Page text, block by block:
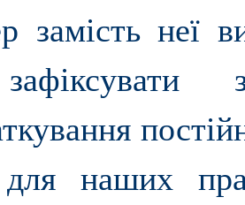
замість неї
наших